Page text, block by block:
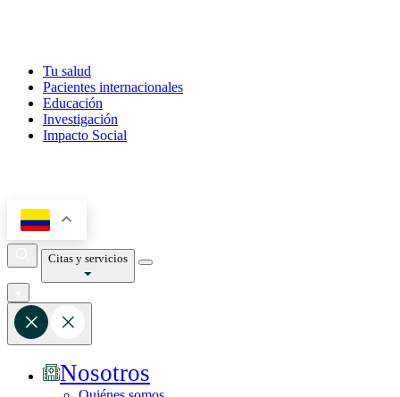
Tu salud
Pacientes internacionales
Educación
Investigación
Impacto Social
Citas y servicios
Nosotros